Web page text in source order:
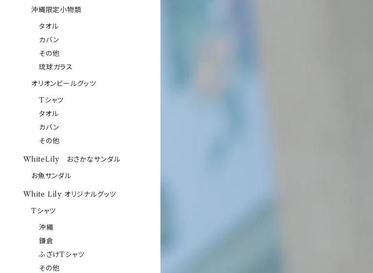
沖縄限定小物類
タオル
カバン
その他
琉球ガラス
オリオンビールグッツ
Tシャツ
タオル
カバン
その他
WhiteLily おさかなサンダル
お魚サンダル
White Lily オリジナルグッツ
Tシャツ
沖縄
鎌倉
ふざけTシャツ
その他